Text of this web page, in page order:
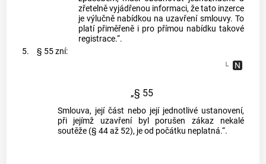
zřetelně vyjádřenou informaci, že tato inzerce
je výlučně nabídkou na uzavření smlouvy. To
platí přiměřeně i pro přímou nabídku takové
registrace.“.
5.
§ 55 zní:
„§ 55
Smlouva, její část nebo její jednotlivé ustanovení,
při jejímž uzavření byl porušen zákaz nekalé
soutěže (§ 44 až 52), je od počátku neplatná.“.